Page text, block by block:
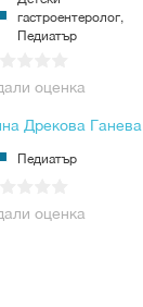
гастроентеролог,
Педиатър
оценка
Дрекова Ганева
Педиатър
оценка